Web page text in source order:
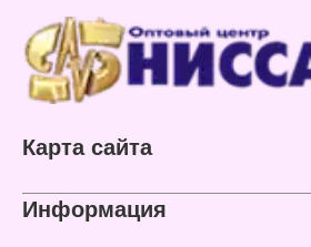
Карта сайта
Информация